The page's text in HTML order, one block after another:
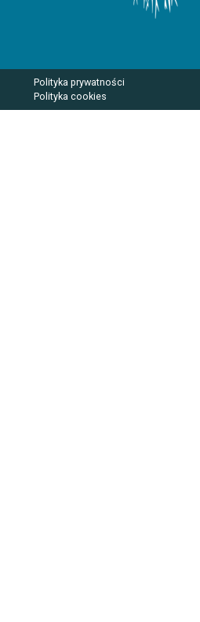
Polityka prywatności
Polityka cookies